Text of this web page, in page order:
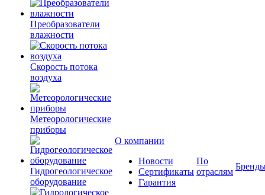
Преобразователи
влажности
Скорость потока
воздуха
Метеорологические
приборы
Гидрогеологическое
оборудование
О компании
Новости
Сертификаты
Гарантия
По
отраслям